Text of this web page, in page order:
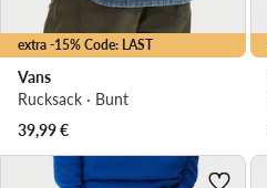
extra -15% Code: LAST
Vans
Rucksack · Bunt
39,99€